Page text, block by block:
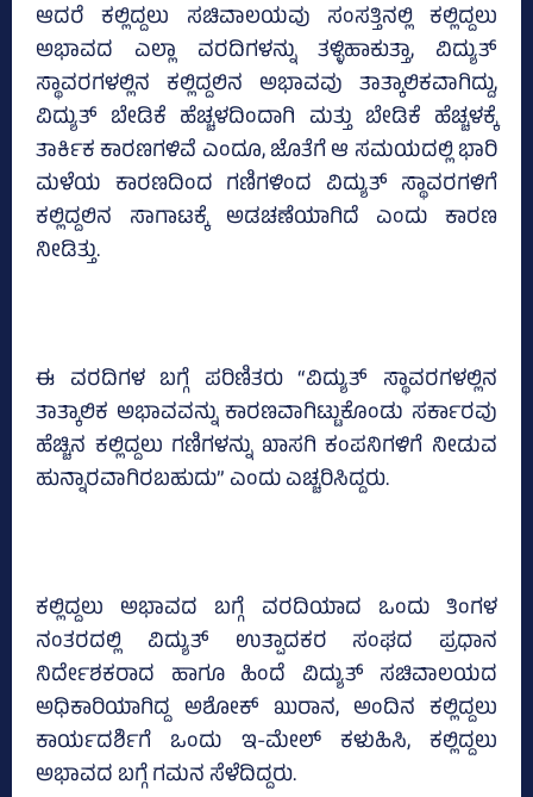
ಆದರೆ ಕಲ್ಲಿದ್ದಲು ಸಚಿವಾಲಯವು ಸಂಸತ್ತಿನಲ್ಲಿ ಕಲ್ಲಿದ್ದಲು
ಅಭಾವದ ಎಲ್ಲಾ ವರದಿಗಳನ್ನು ತಳ್ಳಿಹಾಕುತ್ತಾ, ವಿದ್ಯುತ್
ಸ್ಥಾವರಗಳಲ್ಲಿನ ಕಲ್ಲಿದ್ದಲಿನ ಅಭಾವವು ತಾತ್ಕಾಲಿಕವಾಗಿದ್ದು,
ವಿದ್ಯುತ್ ಬೇಡಿಕೆ ಹೆಚ್ಚಳದಿಂದಾಗಿ ಮತ್ತು ಬೇಡಿಕೆ ಹೆಚ್ಚಳಕ್ಕೆ
ತಾರ್ಕಿಕ ಕಾರಣಗಳಿವೆ ಎಂದೂ, ಜೊತೆಗೆ ಆ ಸಮಯದಲ್ಲಿ ಭಾರಿ
ಮಳೆಯ ಕಾರಣದಿಂದ ಗಣಿಗಳಿಂದ ವಿದ್ಯುತ್ ಸ್ಥಾವರಗಳಿಗೆ
ಕಲ್ಲಿದ್ದಲಿನ ಸಾಗಾಟಕ್ಕೆ ಅಡಚಣೆಯಾಗಿದೆ ಎಂದು ಕಾರಣ
ನೀಡಿತ್ತು.
ಈ ವರದಿಗಳ ಬಗ್ಗೆ ಪರಿಣಿತರು “ವಿದ್ಯುತ್ ಸ್ಥಾವರಗಳಲ್ಲಿನ
ತಾತ್ಕಾಲಿಕ ಅಭಾವವನ್ನು ಕಾರಣವಾಗಿಟ್ಟುಕೊಂಡು ಸರ್ಕಾರವು
ಹೆಚ್ಚಿನ ಕಲ್ಲಿದ್ದಲು ಗಣಿಗಳನ್ನು ಖಾಸಗಿ ಕಂಪನಿಗಳಿಗೆ ನೀಡುವ
ಹುನ್ನಾರವಾಗಿರಬಹುದು” ಎಂದು ಎಚ್ಚರಿಸಿದ್ದರು.
ಕಲ್ಲಿದ್ದಲು ಅಭಾವದ ಬಗ್ಗೆ ವರದಿಯಾದ ಒಂದು ತಿಂಗಳ
ನಂತರದಲ್ಲಿ ವಿದ್ಯುತ್ ಉತ್ಪಾದಕರ ಸಂಘದ ಪ್ರಧಾನ
ನಿರ್ದೇಶಕರಾದ ಹಾಗೂ ಹಿಂದೆ ವಿದ್ಯುತ್ ಸಚಿವಾಲಯದ
ಅಧಿಕಾರಿಯಾಗಿದ್ದ ಅಶೋಕ್ ಖುರಾನ, ಅಂದಿನ ಕಲ್ಲಿದ್ದಲು
ಕಾರ್ಯದರ್ಶಿಗೆ ಒಂದು ಇ-ಮೇಲ್ ಕಳುಹಿಸಿ, ಕಲ್ಲಿದ್ದಲು
ಅಭಾವದ ಬಗ್ಗೆ ಗಮನ ಸೆಳೆದಿದ್ದರು.